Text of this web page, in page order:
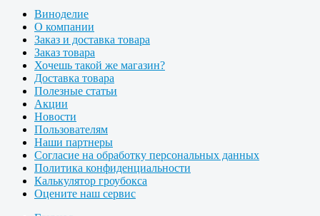
Виноделие
О компании
Заказ и доставка товара
Заказ товара
Хочешь такой же магазин?
Доставка товара
Полезные статьи
Акции
Новости
Пользователям
Наши партнеры
Согласие на обработку персональных данных
Политика конфиденциальности
Калькулятор гроубокса
Оцените наш сервис